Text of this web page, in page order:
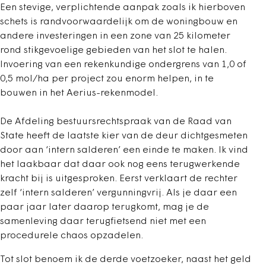
Een stevige, verplichtende aanpak zoals ik hierboven
schets is randvoorwaardelijk om de woningbouw en
andere investeringen in een zone van 25 kilometer
rond stikgevoelige gebieden van het slot te halen.
Invoering van een rekenkundige ondergrens van 1,0 of
0,5 mol/ha per project zou enorm helpen, in te
bouwen in het Aerius-rekenmodel.
De Afdeling bestuursrechtspraak van de Raad van
State heeft de laatste kier van de deur dichtgesmeten
door aan ‘intern salderen’ een einde te maken. Ik vind
het laakbaar dat daar ook nog eens terugwerkende
kracht bij is uitgesproken. Eerst verklaart de rechter
zelf ‘intern salderen’ vergunningvrij. Als je daar een
paar jaar later daarop terugkomt, mag je de
samenleving daar terugfietsend niet met een
procedurele chaos opzadelen.
Tot slot benoem ik de derde voetzoeker, naast het geld